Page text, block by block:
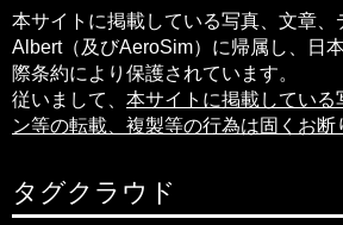
本サイトに掲載している写真、文章、
Albert（及びAeroSim）に帰属し、日
際条約により保護されています。
従いまして、 本サイトに掲載している
ン等の転載、複製等の行為は固くお断
タグクラウド